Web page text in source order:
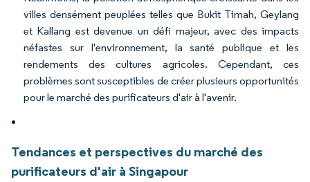
villes densément peuplées telles que Bukit Timah, Geylang
et Kallang est devenue un défi majeur, avec des impacts
néfastes sur l'environnement, la santé publique et les
rendements des cultures agricoles. Cependant, ces
problèmes sont susceptibles de créer plusieurs opportunités
pour le marché des purificateurs d'air à l'avenir.
Tendances et perspectives du marché des
purificateurs d'air à Singapour